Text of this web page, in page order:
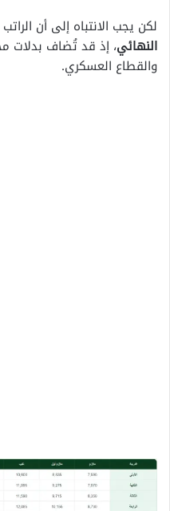
لكن يجب الانتباه إلى أن
النهائي، إذ قد تُضاف بدلات
والقطاع العسكري.